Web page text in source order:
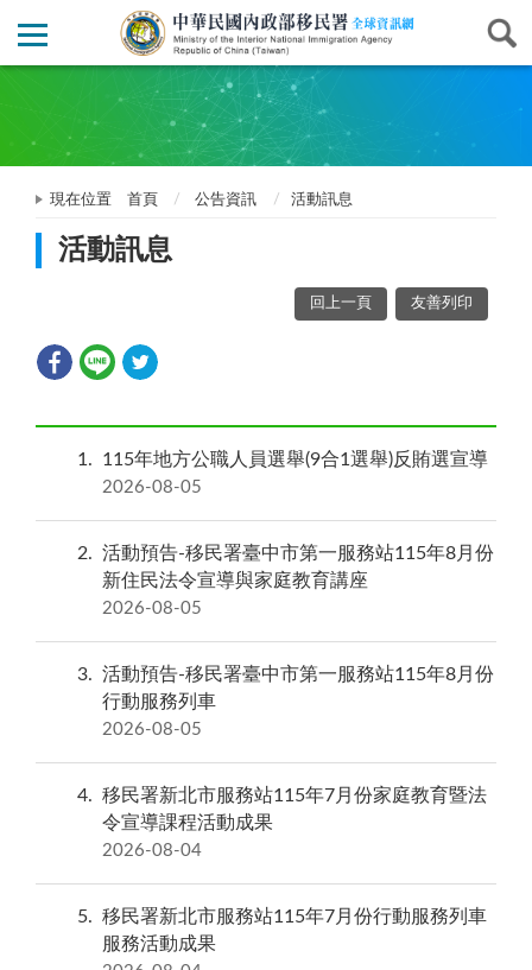
現在位置 首頁 公告資訊 活動訊息
活動訊息
回上一頁 友善列印
1 115年地方公職人員選舉(9合1選舉)反賄選宣導
2026-08-05
2
活動預告-移民署臺中市第一服務站115年8月份
新住民法令宣導與家庭教育講座
2026-08-05
3
活動預告-移民署臺中市第一服務站115年8月份
行動服務列車
2026-08-05
4
移民署新北市服務站115年7月份家庭教育暨法
令宣導課程活動成果
2026-08-04
5
移民署新北市服務站115年7月份行動服務列車
服務活動成果